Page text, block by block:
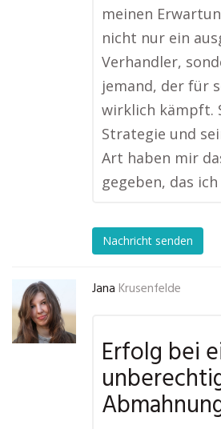
meinen
nicht nur ein
Verhandler,
jemand, der für
wirklich kämpft.
Strategie und
Art haben mir
gegeben, das
Nachricht senden
Jana Krusenfelde
Erfolg bei